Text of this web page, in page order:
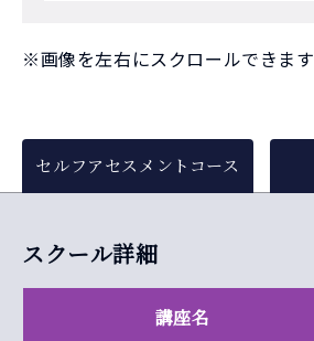
※画像を左右にスクロールできます
セルフアセスメントコース
スクール詳細
講座名